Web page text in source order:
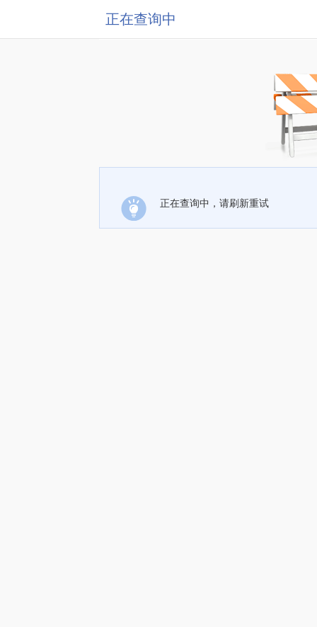
正在查询中
正在查询中，请刷新重试